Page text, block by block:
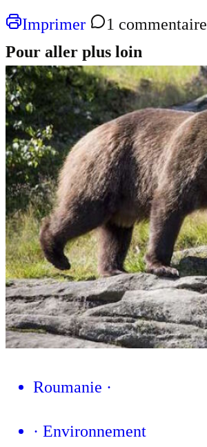
Imprimer
1 commentaire
Pour aller plus loin
Roumanie ·
· Environnement